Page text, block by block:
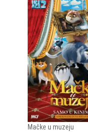
Mačke u muzeju